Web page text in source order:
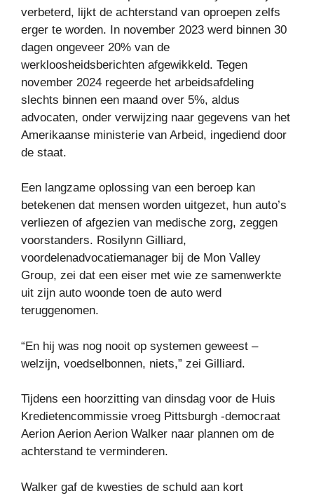
verbeterd, lijkt de achterstand van oproepen zelfs
erger te worden. In november 2023 werd binnen 30
dagen ongeveer 20% van de
werkloosheidsberichten afgewikkeld. Tegen
november 2024 regeerde het arbeidsafdeling
slechts binnen een maand over 5%, aldus
advocaten, onder verwijzing naar gegevens van het
Amerikaanse ministerie van Arbeid, ingediend door
de staat.
Een langzame oplossing van een beroep kan
betekenen dat mensen worden uitgezet, hun auto’s
verliezen of afgezien van medische zorg, zeggen
voorstanders. Rosilynn Gilliard,
voordelenadvocatiemanager bij de Mon Valley
Group, zei dat een eiser met wie ze samenwerkte
uit zijn auto woonde toen de auto werd
teruggenomen.
“En hij was nog nooit op systemen geweest –
welzijn, voedselbonnen, niets,” zei Gilliard.
Tijdens een hoorzitting van dinsdag voor de Huis
Kredietencommissie vroeg Pittsburgh -democraat
Aerion Aerion Aerion Walker naar plannen om de
achterstand te verminderen.
Walker gaf de kwesties de schuld aan kort